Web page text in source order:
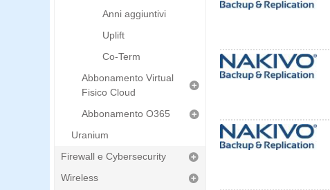
Anni aggiuntivi
Uplift
Co-Term
Abbonamento Virtual
Fisico Cloud
Abbonamento O365
Uranium
Firewall e Cybersecurity
Wireless